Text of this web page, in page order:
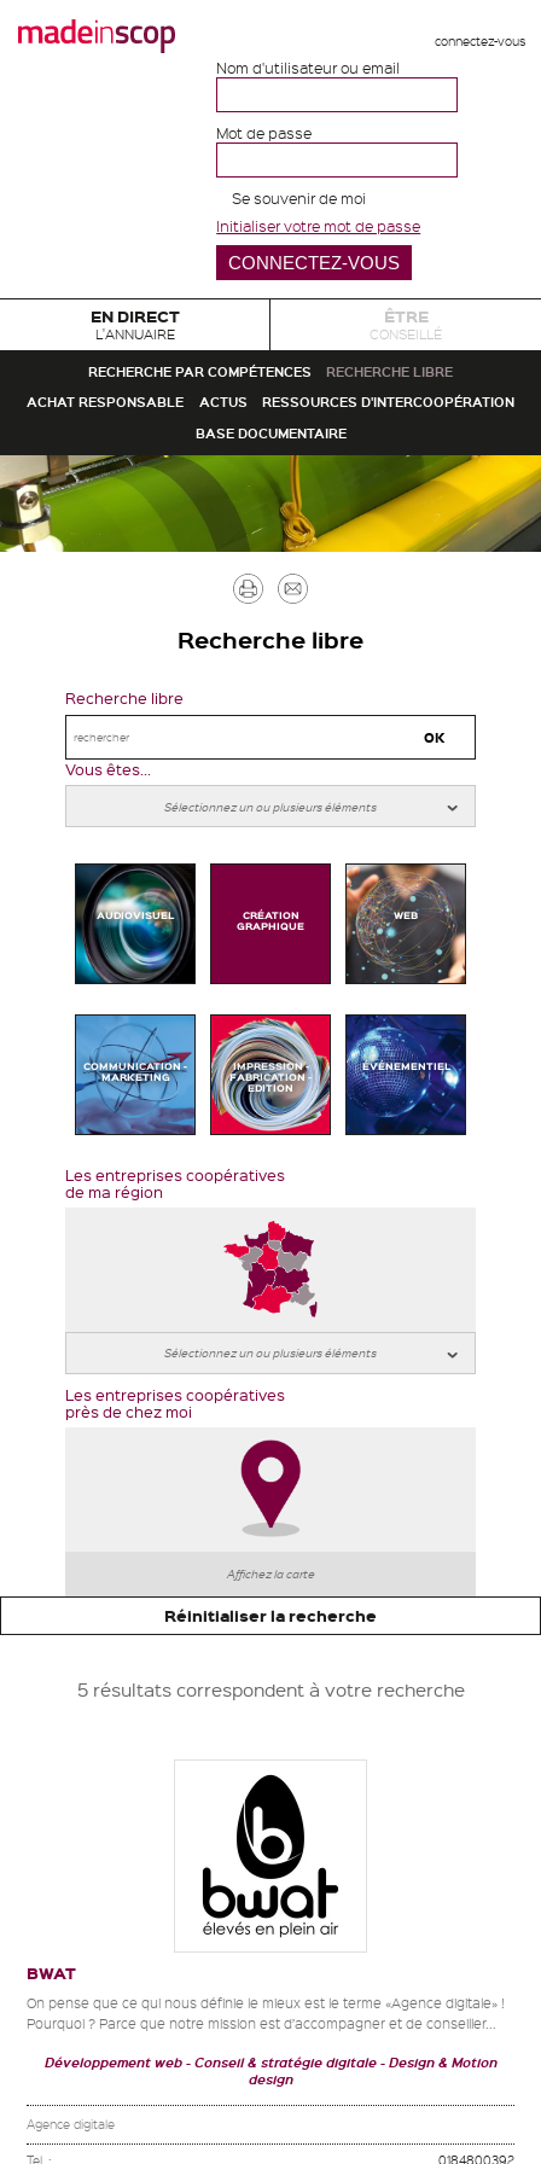
connectez-vous
Nom d'utilisateur ou email
Mot de passe
Se souvenir de moi
Initialiser votre mot de passe
EN DIRECT
L'ANNUAIRE
ÊTRE
CONSEILLÉ
RECHERCHE PAR COMPÉTENCES
RECHERCHE LIBRE
ACHAT RESPONSABLE
ACTUS
RESSOURCES D'INTERCOOPÉRATION
BASE DOCUMENTAIRE
Imprimer
Recherche libre
Recherche libre
Vous êtes...
AUDIOVISUEL CRÉATION
GRAPHIQUE
WEB
COMMUNICATION -
MARKETING
IMPRESSION -
FABRICATION -
EDITION
ÉVÉNEMENTIEL
Les entreprises coopératives
de ma région
Les entreprises coopératives
près de chez moi
Affichez la carte
Réinitialiser la recherche
5 résultats correspondent à votre recherche
BWAT
On pense que ce qui nous définie le mieux est le terme «Agence digitale» !
Pourquoi ? Parce que notre mission est d’accompagner et de conseiller...
Développement web Conseil & stratégie digitale
Design & Motion
design
Agence digitale
Tel. : 0184800392